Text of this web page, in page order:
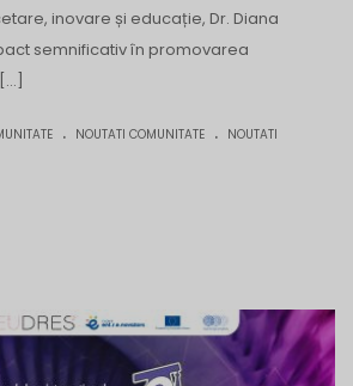
inovare și educație, Dr. Diana
semnificativ în promovarea
. NOUTATI COMUNITATE . NOUTATI